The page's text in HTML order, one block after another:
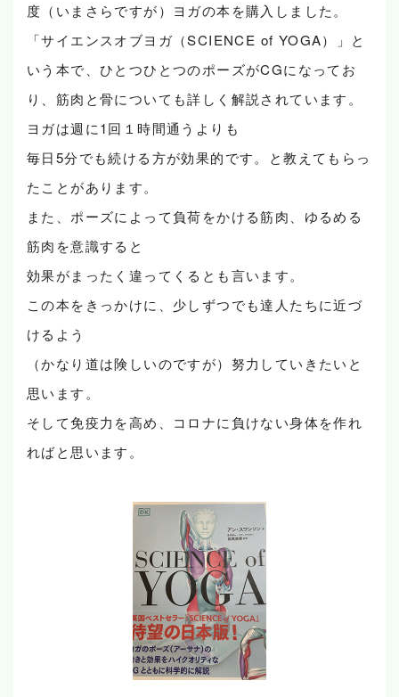
度（いまさらですが）ヨガの本を購入しました。
「サイエンスオブヨガ（SCIENCE of YOGA）」と
いう本で、ひとつひとつのポーズがCGになってお
り、筋肉と骨についても詳しく解説されています。
ヨガは週に1回１時間通うよりも
毎日5分でも続ける方が効果的です。と教えてもらっ
たことがあります。
また、ポーズによって負荷をかける筋肉、ゆるめる
筋肉を意識すると
効果がまったく違ってくるとも言います。
この本をきっかけに、少しずつでも達人たちに近づ
けるよう
（かなり道は険しいのですが）努力していきたいと
思います。
そして免疫力を高め、コロナに負けない身体を作れ
ればと思います。